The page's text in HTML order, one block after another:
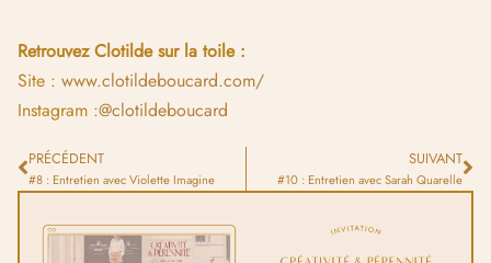
Retrouvez Clotilde sur la toile :
Site : www.clotildeboucard.com/
Instagram :@clotildeboucard
PRÉCÉDENT
#8 : Entretien avec Violette Imagine
SUIVANT
#10 : Entretien avec Sarah Quarelle